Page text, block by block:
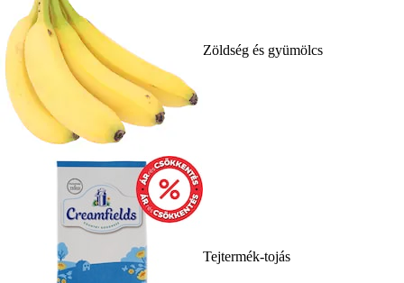
Zöldség és gyümölcs
Tejtermék-tojás